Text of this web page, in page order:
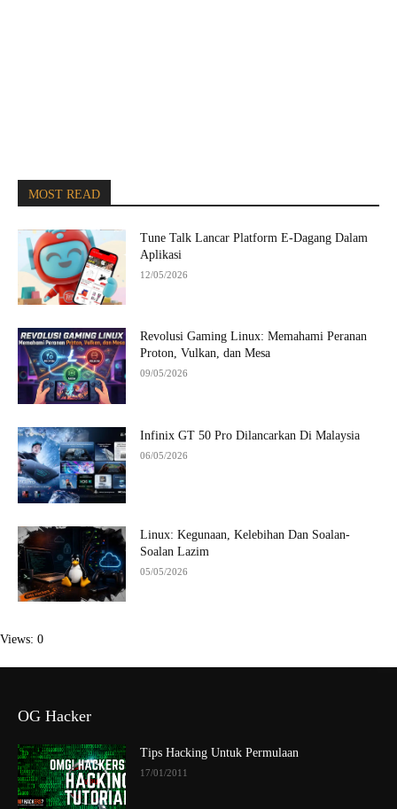
MOST READ
Tune Talk Lancar Platform E-Dagang Dalam
Aplikasi
12/05/2026
Revolusi Gaming Linux: Memahami Peranan
Proton, Vulkan, dan Mesa
09/05/2026
Infinix GT 50 Pro Dilancarkan Di Malaysia
06/05/2026
Linux: Kegunaan, Kelebihan Dan Soalan-
Soalan Lazim
05/05/2026
Views: 0
OG Hacker
Tips Hacking Untuk Permulaan
17/01/2011